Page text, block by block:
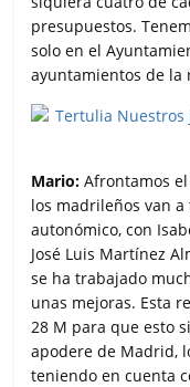
presupuestos.
solo en el
ayuntamientos de la
Mario: Afrontamos
los madrileños van
autonómico, con
José Luis Martínez
se ha trabajado
unas mejoras. Esta
28 M para que esto
apodere de Madrid,
teniendo en cuenta